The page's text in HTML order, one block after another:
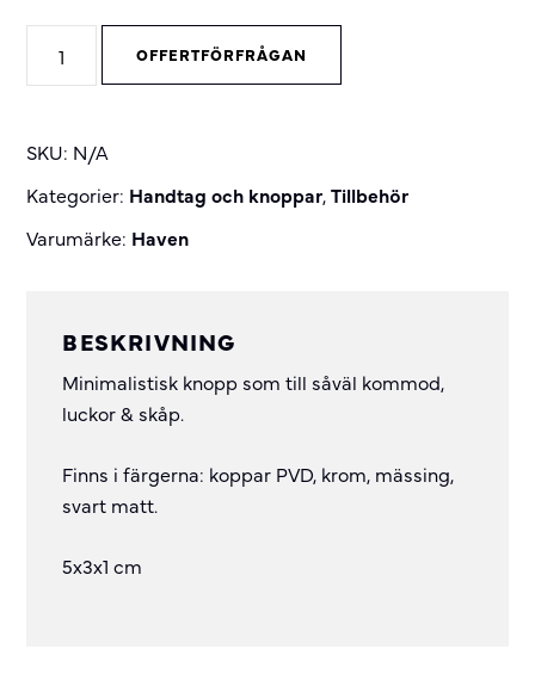
knopp
OFFERTFÖRFRÅGAN
SKU: N/A
Kategorier: Handtag och knoppar,Tillbehör
Varumärke: Haven
BESKRIVNING
Minimalistisk knopp som till såväl kommod,
luckor & skåp.
Finns i färgerna: koppar PVD, krom, mässing,
svart matt.
5x3x1 cm